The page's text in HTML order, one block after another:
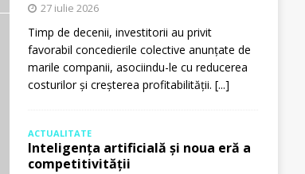
27 iulie 2026
Timp de decenii, investitorii au privit
favorabil concedierile colective anunțate de
marile companii, asociindu-le cu reducerea
costurilor și creșterea profitabilității. [...]
ACTUALITATE
Inteligența artificială și noua eră a
competitivității